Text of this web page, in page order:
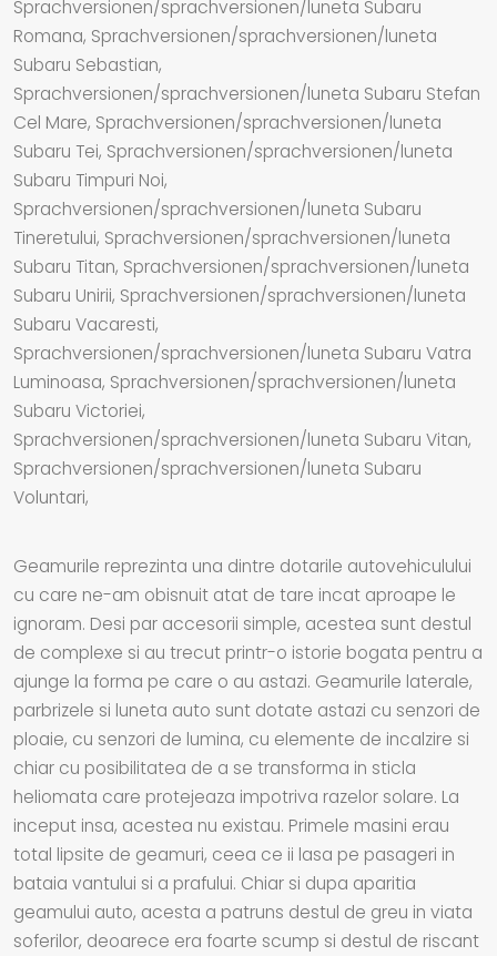
Sprachversionen/sprachversionen/luneta Subaru
Romana, Sprachversionen/sprachversionen/luneta
Subaru Sebastian,
Sprachversionen/sprachversionen/luneta Subaru Stefan
Cel Mare, Sprachversionen/sprachversionen/luneta
Subaru Tei, Sprachversionen/sprachversionen/luneta
Subaru Timpuri Noi,
Sprachversionen/sprachversionen/luneta Subaru
Tineretului, Sprachversionen/sprachversionen/luneta
Subaru Titan, Sprachversionen/sprachversionen/luneta
Subaru Unirii, Sprachversionen/sprachversionen/luneta
Subaru Vacaresti,
Sprachversionen/sprachversionen/luneta Subaru Vatra
Luminoasa, Sprachversionen/sprachversionen/luneta
Subaru Victoriei,
Sprachversionen/sprachversionen/luneta Subaru Vitan,
Sprachversionen/sprachversionen/luneta Subaru
Voluntari,
Geamurile reprezinta una dintre dotarile autovehiculului
cu care ne-am obisnuit atat de tare incat aproape le
ignoram. Desi par accesorii simple, acestea sunt destul
de complexe si au trecut printr-o istorie bogata pentru a
ajunge la forma pe care o au astazi. Geamurile laterale,
parbrizele si luneta auto sunt dotate astazi cu senzori de
ploaie, cu senzori de lumina, cu elemente de incalzire si
chiar cu posibilitatea de a se transforma in sticla
heliomata care protejeaza impotriva razelor solare. La
inceput insa, acestea nu existau. Primele masini erau
total lipsite de geamuri, ceea ce ii lasa pe pasageri in
bataia vantului si a prafului. Chiar si dupa aparitia
geamului auto, acesta a patruns destul de greu in viata
soferilor, deoarece era foarte scump si destul de riscant